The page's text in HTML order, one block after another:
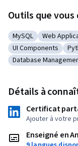
Outils que
Catégorie : MySQL
MySQL Catégorie
Web
Catégorie : UI
UI Components
Catégorie :
Database
Détails à
Certificat
Ajouter à votre
Enseigné en